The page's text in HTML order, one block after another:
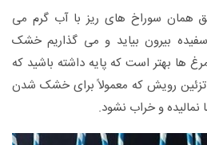
همان سوراخ های ریز با آب گرم می
سفیده بیرون بیاید و می گذاریم خشک
ها بهتر است که پایه داشته باشید که
رویش که معمولاً برای خشک شدن
نمالیده و خراب نشود.